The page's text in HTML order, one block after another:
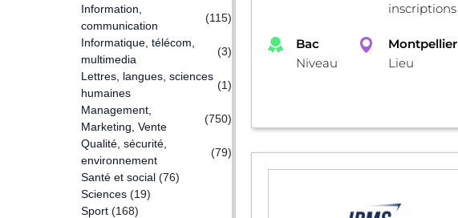
Information,
communication
(115)
Informatique, télécom,
multimedia
(3)
Lettres, langues, sciences
humaines
(1)
Management,
Marketing, Vente
(750)
Qualité, sécurité,
environnement
(79)
Santé et social (76)
Sciences (19)
Sport (168)
inscriptions
Bac
Niveau
Montpellier
Lieu